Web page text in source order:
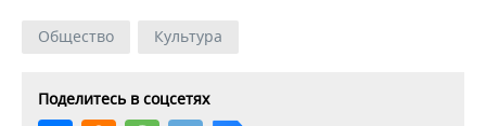
Общество Культура
Поделитесь в соцсетях